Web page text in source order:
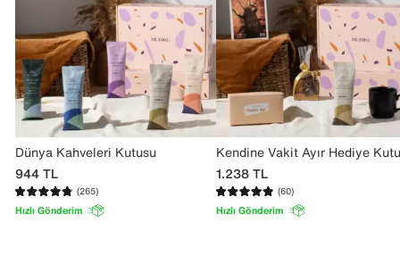
Dünya Kahveleri Kutusu
944TL
(265)
Hızlı Gönderim
Kendine Vakit Ayır Hediye
1.238TL
(60)
Hızlı Gönderim